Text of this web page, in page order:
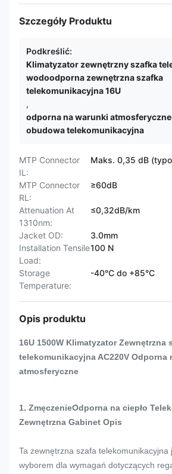
Szczegóły Produktu
Podkreślić:
Klimatyzator zewnętrzny szafka
wodoodporna zewnętrzna szafka
telekomunikacyjna 16U
,
odporna na warunki
obudowa telekomunikacyjna
MTP Connector
IL:
Maks. 0,35 dB
MTP Connector
RL:
≥60dB
Attenuation At
1310nm:
≤0,32dB/km
Jacket OD:
3.0mm
Installation Tensile
Load:
100 N
Storage
Temperature:
-40°C do +85°C
Opis produktu
16U 1500W Klimatyzator Zewnętrzna
telekomunikacyjna AC220V Odporna
atmosferyczne
1. ZmęczenieOdporna na ciepło
Zewnętrzna Gabinet Opis
Ta zewnętrzna szafa telekomunikacyjna
wyborem dla wymagań dotyczących